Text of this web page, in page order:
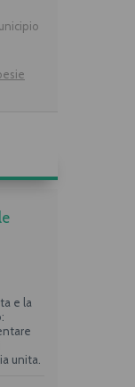
e la
unita.